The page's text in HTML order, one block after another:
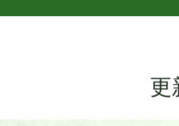
更